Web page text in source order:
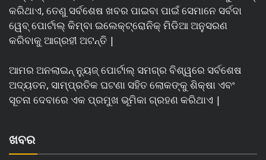
କରିଥାଏ, ତେଣୁ ସର୍ବଶେଷ ଖବର ପାଇବା ପାଇଁ ସେମାନେ ସର୍ବଦା
ୱେବ୍ ପୋର୍ଟାଲ୍ କିମ୍ବା ଇଲେକ୍ଟ୍ରୋନିକ୍ ମିଡିଆ ଅନୁସରଣ
କରିବାକୁ ଆଗ୍ରହୀ ଅଟନ୍ତି |
ଆମର ଅନଲାଇନ୍ ନ୍ୟୁଜ୍ ପୋର୍ଟାଲ୍ ସମଗ୍ର ବିଶ୍ୱରେ ସର୍ବଶେଷ
ଅଦ୍ୟତନ, ସାମ୍ପ୍ରତିକ ଘଟଣା ସହିତ ଲୋକଙ୍କୁ ଶିକ୍ଷା ଏବଂ
ସୂଚନା ଦେବାରେ ଏକ ପ୍ରମୁଖ ଭୂମିକା ଗ୍ରହଣ କରିଥାଏ |
ଖବର